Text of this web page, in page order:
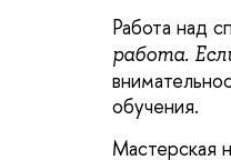
Работа над
работа.
обучения.
Мастерская